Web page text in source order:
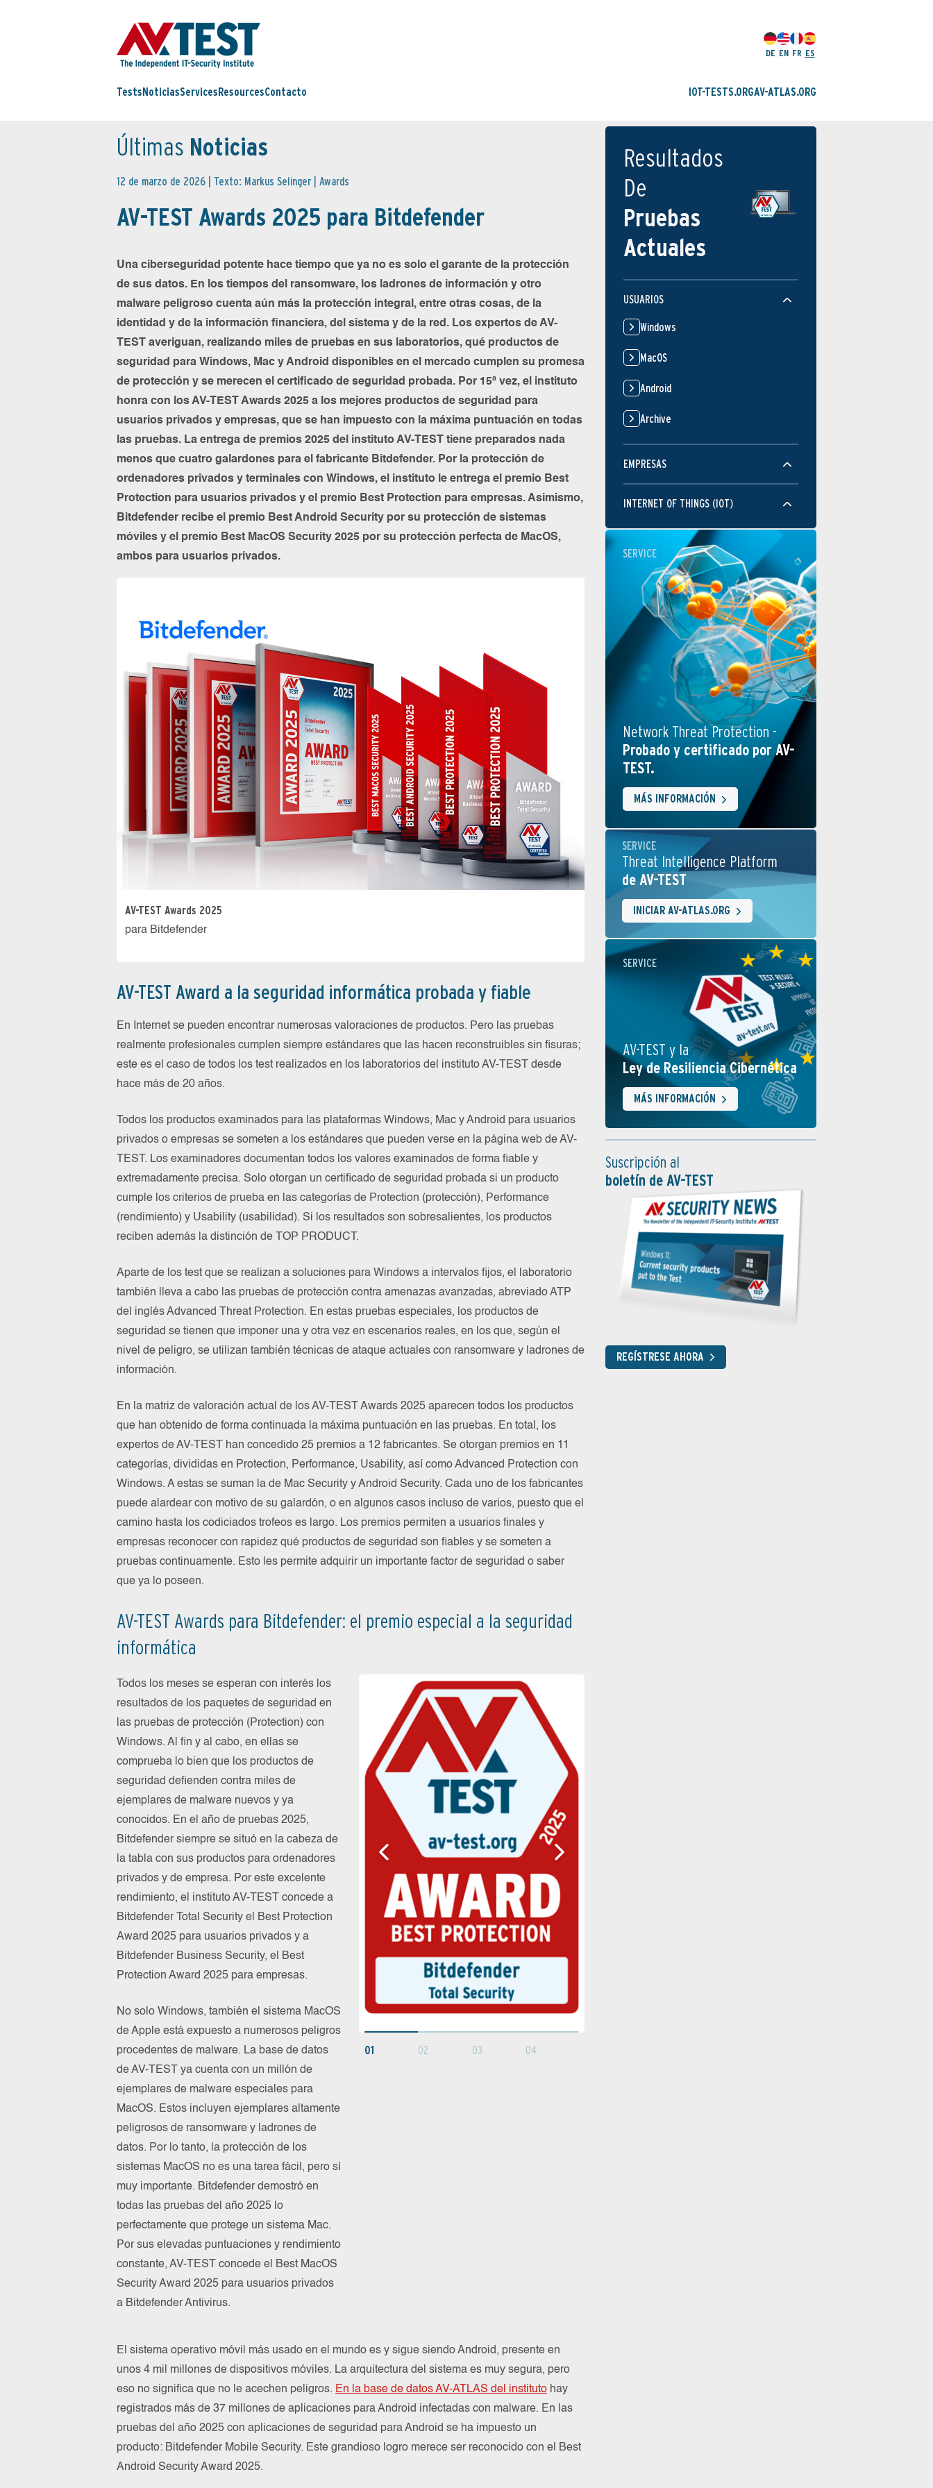
DE EN FR ES
Tests NoticiasServices ResourcesContacto IOT-TESTS.ORGAV-ATLAS.ORG
Últimas Noticias
12 de marzo de 2026 | Texto: Markus Selinger | Awards
AV-TEST Awards 2025 para Bitdefender
Una ciberseguridad potente hace tiempo que ya no es solo el garante de la protección
de sus datos. En los tiempos del ransomware, los ladrones de información y otro
malware peligroso cuenta aún más la protección integral, entre otras cosas, de la
identidad y de la información financiera, del sistema y de la red. Los expertos de AV-
TEST averiguan, realizando miles de pruebas en sus laboratorios, qué productos de
seguridad para Windows, Mac y Android disponibles en el mercado cumplen su promesa
de protección y se merecen el certificado de seguridad probada. Por 15ª vez, el instituto
honra con los AV-TEST Awards 2025 a los mejores productos de seguridad para
usuarios privados y empresas, que se han impuesto con la máxima puntuación en todas
las pruebas. La entrega de premios 2025 del instituto AV-TEST tiene preparados nada
menos que cuatro galardones para el fabricante Bitdefender. Por la protección de
ordenadores privados y terminales con Windows, el instituto le entrega el premio Best
Protection para usuarios privados y el premio Best Protection para empresas. Asimismo,
Bitdefender recibe el premio Best Android Security por su protección de sistemas
móviles y el premio Best MacOS Security 2025 por su protección perfecta de MacOS,
ambos para usuarios privados.
AV-TEST Awards 2025
para Bitdefender
AV-TEST Award a la seguridad informática probada y fiable
En Internet se pueden encontrar numerosas valoraciones de productos. Pero las pruebas
realmente profesionales cumplen siempre estándares que las hacen reconstruibles sin fisuras;
este es el caso de todos los test realizados en los laboratorios del instituto AV-TEST desde
hace más de 20 años.
Todos los productos examinados para las plataformas Windows, Mac y Android para usuarios
privados o empresas se someten a los estándares que pueden verse en la página web de AV-
TEST. Los examinadores documentan todos los valores examinados de forma fiable y
extremadamente precisa. Solo otorgan un certificado de seguridad probada si un producto
cumple los criterios de prueba en las categorías de Protection (protección), Performance
(rendimiento) y Usability (usabilidad). Si los resultados son sobresalientes, los productos
reciben además la distinción de TOP PRODUCT.
Aparte de los test que se realizan a soluciones para Windows a intervalos fijos, el laboratorio
también lleva a cabo las pruebas de protección contra amenazas avanzadas, abreviado ATP
del inglés Advanced Threat Protection. En estas pruebas especiales, los productos de
seguridad se tienen que imponer una y otra vez en escenarios reales, en los que, según el
nivel de peligro, se utilizan también técnicas de ataque actuales con ransomware y ladrones de
información.
En la matriz de valoración actual de los AV-TEST Awards 2025 aparecen todos los productos
que han obtenido de forma continuada la máxima puntuación en las pruebas. En total, los
expertos de AV-TEST han concedido 25 premios a 12 fabricantes. Se otorgan premios en 11
categorías, divididas en Protection, Performance, Usability, así como Advanced Protection con
Windows. A estas se suman la de Mac Security y Android Security. Cada uno de los fabricantes
puede alardear con motivo de su galardón, o en algunos casos incluso de varios, puesto que el
camino hasta los codiciados trofeos es largo. Los premios permiten a usuarios finales y
empresas reconocer con rapidez qué productos de seguridad son fiables y se someten a
pruebas continuamente. Esto les permite adquirir un importante factor de seguridad o saber
que ya lo poseen.
AV-TEST Awards para Bitdefender: el premio especial a la seguridad
informática
Todos los meses se esperan con interés los
resultados de los paquetes de seguridad en
las pruebas de protección (Protection) con
Windows. Al fin y al cabo, en ellas se
comprueba lo bien que los productos de
seguridad defienden contra miles de
ejemplares de malware nuevos y ya
conocidos. En el año de pruebas 2025,
Bitdefender siempre se situó en la cabeza de
la tabla con sus productos para ordenadores
privados y de empresa. Por este excelente
rendimiento, el instituto AV-TEST concede a
Bitdefender Total Security el Best Protection
Award 2025 para usuarios privados y a
Bitdefender Business Security, el Best
Protection Award 2025 para empresas.
No solo Windows, también el sistema MacOS
de Apple está expuesto a numerosos peligros
procedentes de malware. La base de datos
de AV-TEST ya cuenta con un millón de
ejemplares de malware especiales para
MacOS. Estos incluyen ejemplares altamente
peligrosos de ransomware y ladrones de
datos. Por lo tanto, la protección de los
sistemas MacOS no es una tarea fácil, pero sí
muy importante. Bitdefender demostró en
todas las pruebas del año 2025 lo
perfectamente que protege un sistema Mac.
Por sus elevadas puntuaciones y rendimiento
constante, AV-TEST concede el Best MacOS
Security Award 2025 para usuarios privados
a Bitdefender Antivirus.
01 02 03 04
El sistema operativo móvil más usado en el mundo es y sigue siendo Android, presente en
unos 4 mil millones de dispositivos móviles. La arquitectura del sistema es muy segura, pero
eso no significa que no le acechen peligros. En la base de datos AV-ATLAS del instituto hay
registrados más de 37 millones de aplicaciones para Android infectadas con malware. En las
pruebas del año 2025 con aplicaciones de seguridad para Android se ha impuesto un
producto: Bitdefender Mobile Security. Este grandioso logro merece ser reconocido con el Best
Android Security Award 2025.
Resultados
De
Pruebas
Actuales
USUARIOS
Windows
MacOS
Android
Archive
EMPRESAS
INTERNET OF THINGS (IOT)
SERVICE
Network Threat Protection -
Probado y certificado por AV-
TEST.
MÁS INFORMACIÓN
SERVICE
Threat Intelligence Platform
de AV-TEST
INICIAR AV-ATLAS.ORG
SERVICE
AV-TEST y la
Ley de Resiliencia Cibernética
MÁS INFORMACIÓN
Suscripción al
boletín de AV-TEST
REGÍSTRESE AHORA